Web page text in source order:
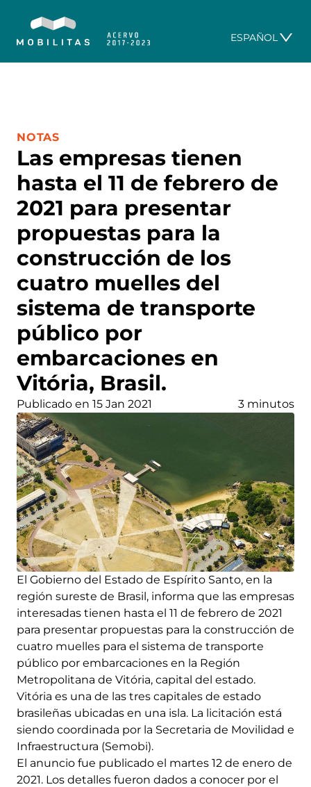
ESPAÑOL
Las empresas tienen
hasta el 11 de febrero de
2021 para presentar
propuestas para la
construcción de los
cuatro muelles del
sistema de transporte
público por
embarcaciones en
Vitória, Brasil.
CATEGORÍA:
NOTAS
Publicado en 15 Jan 2021 3 minutos
El Gobierno del Estado de Espírito Santo, en la
región sureste de Brasil, informa que las empresas
interesadas tienen hasta el 11 de febrero de 2021
para presentar propuestas para la construcción de
cuatro muelles para el sistema de transporte
público por embarcaciones en la Región
Metropolitana de Vitória, capital del estado.
Vitória es una de las tres capitales de estado
brasileñas ubicadas en una isla. La licitación está
siendo coordinada por la Secretaria de Movilidad e
Infraestructura (Semobi).
El anuncio fue publicado el martes 12 de enero de
2021. Los detalles fueron dados a conocer por el